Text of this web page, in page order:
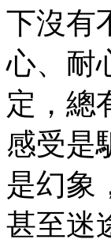
下沒有
心、耐
定，總
感受是
是幻象
甚至迷